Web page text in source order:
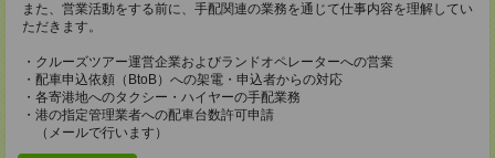
また、営業活動をする前に、手配関連の業務を通じて仕事内容を理解してい
ただきます。
・クルーズツアー運営企業およびランドオペレーターへの営業
・配車申込依頼（BtoB）への架電・申込者からの対応
・各寄港地へのタクシー・ハイヤーの手配業務
・港の指定管理業者への配車台数許可申請
（メールで行います）